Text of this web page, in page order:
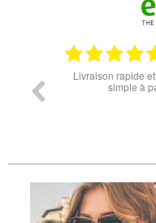
Livraison rapide
simple à